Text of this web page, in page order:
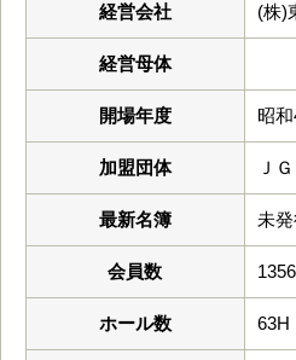
経営会社 (株)
経営母体
開場年度 昭
加盟団体 Ｊ
最新名簿 未
会員数
ホール数 63H